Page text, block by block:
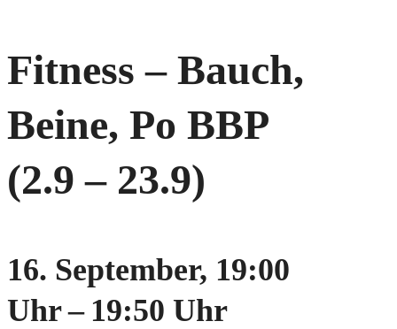
Fitness – Bauch,
Beine, Po BBP
(2.9 – 23.9)
16. September, 19:00
Uhr– 19:50 Uhr